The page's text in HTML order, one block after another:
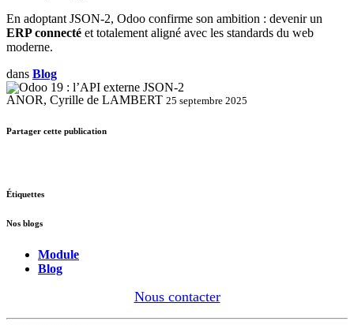
En adoptant JSON-2, Odoo confirme son ambition : devenir un
ERP connecté et totalement aligné avec les standards du web
moderne.
dans Blog
ANOR, Cyrille de LAMBERT 25 septembre 2025
Partager cette publication
Étiquettes
Nos blogs
Module
Blog
Nous contacter